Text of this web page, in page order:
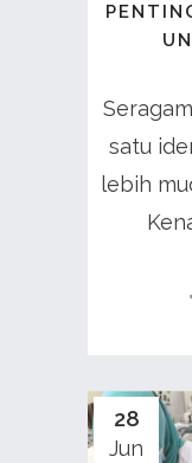
satu
lebih
28
Jun